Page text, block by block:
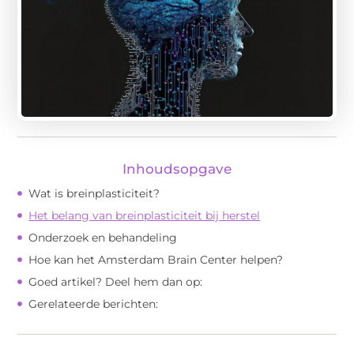
Inhoudsopgave
Wat is breinplasticiteit?
Het belang van breinplasticiteit bij herstel
Onderzoek en behandeling
Hoe kan het Amsterdam Brain Center helpen?
Goed artikel? Deel hem dan op:
Gerelateerde berichten: